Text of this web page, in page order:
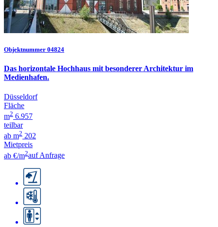
Objektnummer 04824
Das horizontale Hochhaus mit besonderer Architektur im
Medienhafen.
Düsseldorf
Fläche
m2 6.957
teilbar
ab m2 202
Mietpreis
ab €/m2auf Anfrage